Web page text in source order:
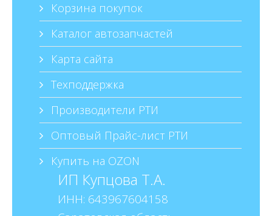
Корзина покупок
Каталог автозапчастей
Карта сайта
Техподдержка
Производители РТИ
Оптовый Прайс-лист РТИ
Купить на OZON
ИП Купцова Т.А.
ИНН: 643967604158